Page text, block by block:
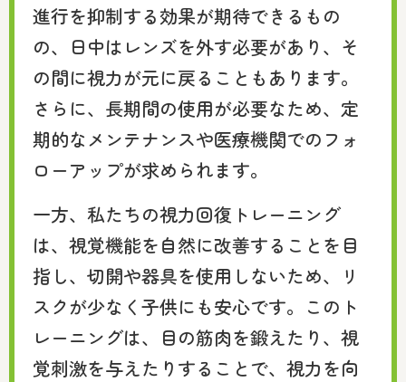
進行を抑制する効果が期待できるもの
の、日中はレンズを外す必要があり、そ
の間に視力が元に戻ることもあります。
さらに、長期間の使用が必要なため、定
期的なメンテナンスや医療機関でのフォ
ローアップが求められます。
一方、私たちの視力回復トレーニング
は、視覚機能を自然に改善することを目
指し、切開や器具を使用しないため、リ
スクが少なく子供にも安心です。このト
レーニングは、目の筋肉を鍛えたり、視
覚刺激を与えたりすることで、視力を向